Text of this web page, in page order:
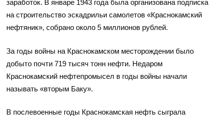
заработок. В январе 1943 года была организована подписка
на строительство эскадрильи самолетов «Краснокамский
нефтяник», собрано около 5 миллионов рублей.
За годы войны на Краснокамском месторождении было
добыто почти 719 тысяч тонн нефти. Недаром
Краснокамский нефтепромысел в годы войны начали
называть «вторым Баку».
В послевоенные годы Краснокамская нефть сыграла